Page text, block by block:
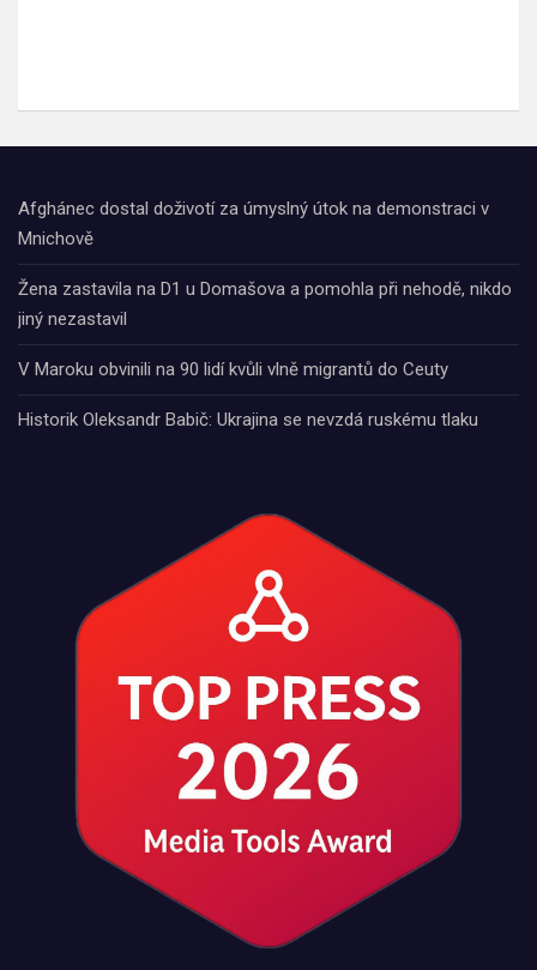
Afghánec dostal doživotí za úmyslný útok na demonstraci v
Mnichově
Žena zastavila na D1 u Domašova a pomohla při nehodě, nikdo
jiný nezastavil
V Maroku obvinili na 90 lidí kvůli vlně migrantů do Ceuty
Historik Oleksandr Babič: Ukrajina se nevzdá ruskému tlaku